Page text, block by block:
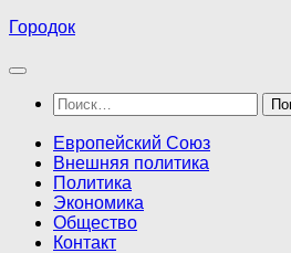
Перейти
содержимому
Городок
Найти:
Европейский Союз
Внешняя политика
Политика
Экономика
Общество
Контакт